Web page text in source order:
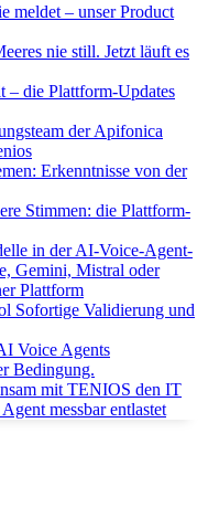
meldet – unser Product
nie still. Jetzt läuft es
– die Plattform-Updates
der Apifonica
Erkenntnisse von der
Stimmen: die Plattform-
in der AI-Voice-Agent-
Gemini, Mistral oder
Plattform
Sofortige Validierung und
Voice Agents
Bedingung.
mit TENIOS den IT
messbar entlastet